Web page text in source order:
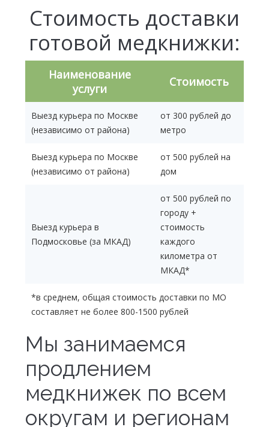
Стоимость доставки
готовой медкнижки:
Наименование
услуги
Стоимость
Выезд курьера по Москве
(независимо от района)
от 300 рублей до
метро
Выезд курьера по Москве
(независимо от района)
от 500 рублей на
дом
Выезд курьера в
Подмосковье (за МКАД)
от 500 рублей по
городу +
стоимость
каждого
километра от
МКАД*
*в среднем, общая стоимость доставки по МО
составляет не более 800-1500 рублей
Мы занимаемся
продлением
медкнижек по всем
округам и регионам